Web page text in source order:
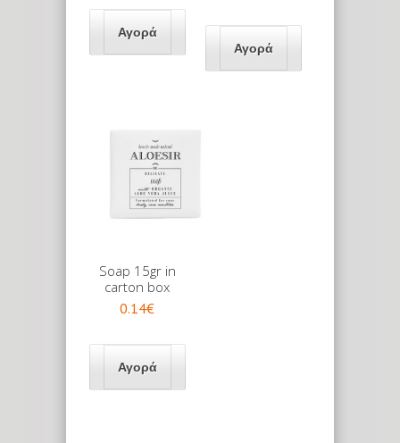
Soap 15gr in
carton box
0.14€